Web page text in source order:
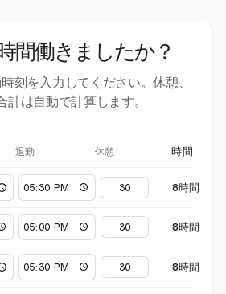
間働きましたか？
刻を入力してください。休憩、
計は自動で計算します。
退勤 休憩 時間
8時間
8時間
8時間